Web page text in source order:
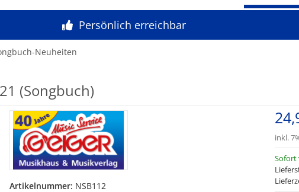
Persönlich erreichbar
Neuheiten
(Songbuch)
Artikelnummer: NSB112
Sofort
inkl.